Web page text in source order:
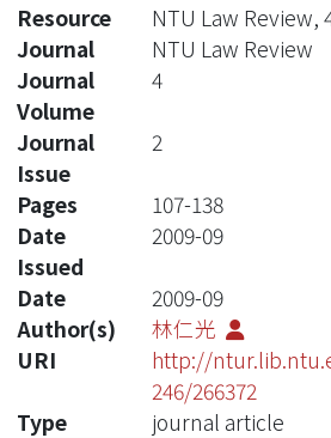
Resource
NTU Law Review,
Journal
NTU Law Review
Journal
Volume
4
Journal
Issue
2
Pages
107-138
Date
Issued
2009-09
Date
2009-09
Author(s)
林仁光
URI
http://
246/266372
Type
journal article